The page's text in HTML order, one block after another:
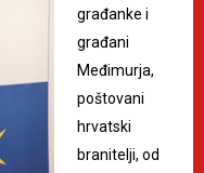
građanke i
građani
Međimurja,
poštovani
hrvatski
branitelji, od